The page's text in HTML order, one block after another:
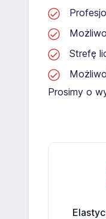
Strefę
Prosimy o